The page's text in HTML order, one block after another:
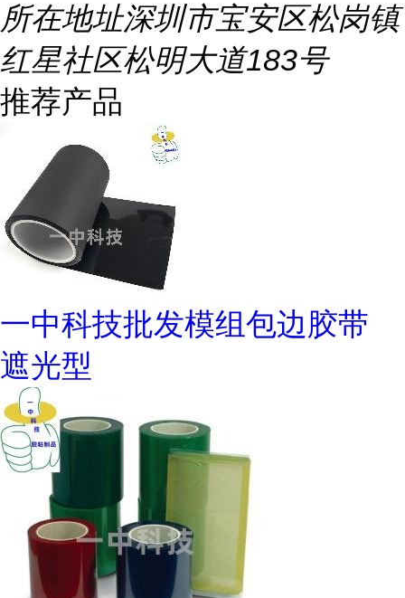
所在地址深圳市宝安区松岗镇
红星社区松明大道183号
推荐产品
一中科技批发模组包边胶带
遮光型